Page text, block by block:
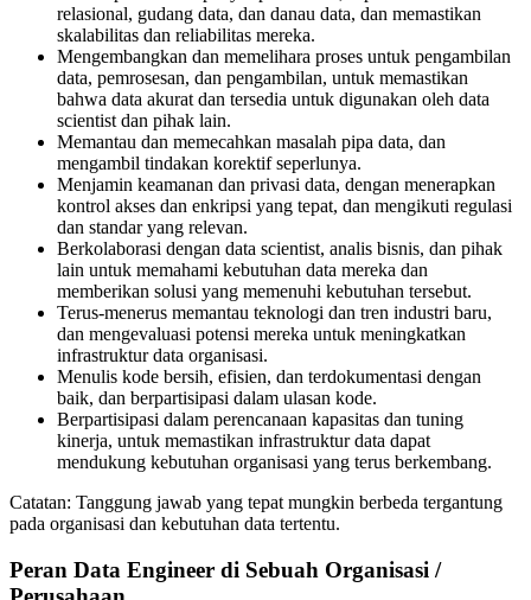
relasional, gudang data, dan danau data, dan memastikan
skalabilitas dan reliabilitas mereka.
Mengembangkan dan memelihara proses untuk pengambilan
data, pemrosesan, dan pengambilan, untuk memastikan
bahwa data akurat dan tersedia untuk digunakan oleh data
scientist dan pihak lain.
Memantau dan memecahkan masalah pipa data, dan
mengambil tindakan korektif seperlunya.
Menjamin keamanan dan privasi data, dengan menerapkan
kontrol akses dan enkripsi yang tepat, dan mengikuti regulasi
dan standar yang relevan.
Berkolaborasi dengan data scientist, analis bisnis, dan pihak
lain untuk memahami kebutuhan data mereka dan
memberikan solusi yang memenuhi kebutuhan tersebut.
Terus-menerus memantau teknologi dan tren industri baru,
dan mengevaluasi potensi mereka untuk meningkatkan
infrastruktur data organisasi.
Menulis kode bersih, efisien, dan terdokumentasi dengan
baik, dan berpartisipasi dalam ulasan kode.
Berpartisipasi dalam perencanaan kapasitas dan tuning
kinerja, untuk memastikan infrastruktur data dapat
mendukung kebutuhan organisasi yang terus berkembang.
Catatan: Tanggung jawab yang tepat mungkin berbeda tergantung
pada organisasi dan kebutuhan data tertentu.
Peran Data Engineer di Sebuah Organisasi /